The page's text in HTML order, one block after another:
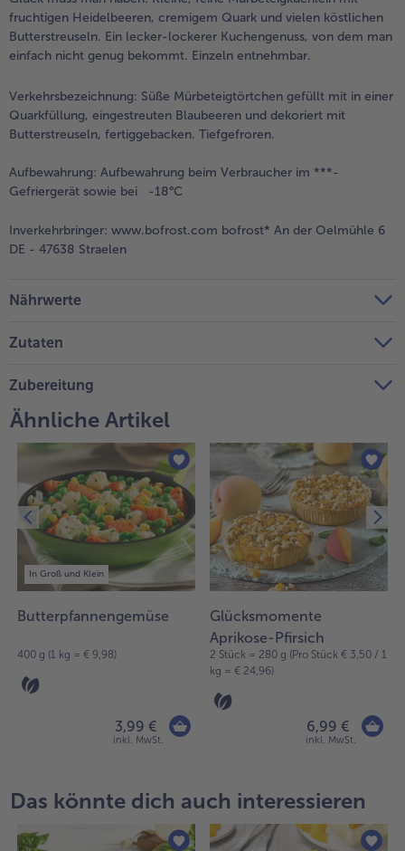
fruchtigen Heidelbeeren, cremigem Quark und vielen köstlichen
Butterstreuseln. Ein lecker-lockerer Kuchengenuss, von dem man
einfach nicht genug bekommt. Einzeln entnehmbar.
Verkehrsbezeichnung: Süße Mürbeteigtörtchen gefüllt mit in einer
Quarkfüllung, eingestreuten Blaubeeren und dekoriert mit
Butterstreuseln, fertiggebacken. Tiefgefroren.
Aufbewahrung: Aufbewahrung beim Verbraucher im ***-
Gefriergerät sowie bei -18°C
Inverkehrbringer: www.bofrost.com bofrost* An der Oelmühle 6
DE - 47638 Straelen
Nährwerte
Zutaten
Zubereitung
Ähnliche Artikel
In Groß und Klein
Butterpfannengemüse
400 g (1 kg = € 9,98)
3,99 €
inkl. MwSt.
Glücksmomente
Aprikose-Pfirsich
2 Stück = 280 g (Pro Stück € 3,50 / 1
kg = € 24,96)
6,99 €
inkl. MwSt.
Das könnte dich auch interessieren